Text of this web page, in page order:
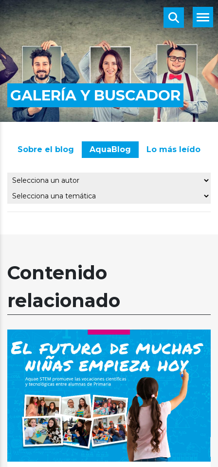
GALERÍA Y BUSCADOR
Sobre el blog AquaBlog Lo más leído
Contenido
relacionado